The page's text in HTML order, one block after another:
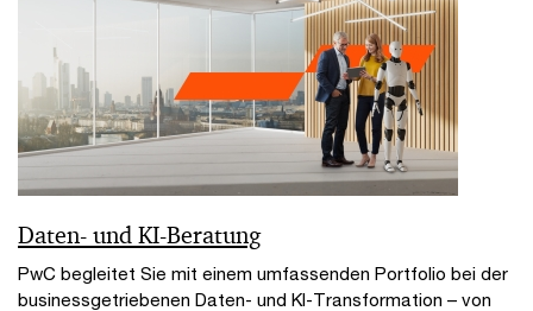
Daten- und KI-Beratung
PwC begleitet Sie mit einem umfassenden Portfolio bei der
businessgetriebenen Daten- und KI-Transformation – von